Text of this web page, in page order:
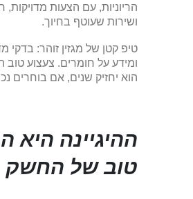
הריוניות, עם הצעות מדויקות,
ושירות שעוטף בחיוך.
טיפ קטן של מגזין זוהר: בדקי
ומידע על חומרים. צעצוע טוב
הוא יחזיק שנים, אם בוחרים
ההיגיינה היא
טוב של החשק